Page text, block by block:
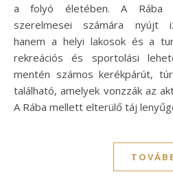
a folyó életében. A Rába
szerelmesei számára nyújt
hanem a helyi lakosok és a
rekreációs és sportolási
mentén számos kerékpárút,
található, amelyek vonzzák az
A Rába mellett elterülő táj